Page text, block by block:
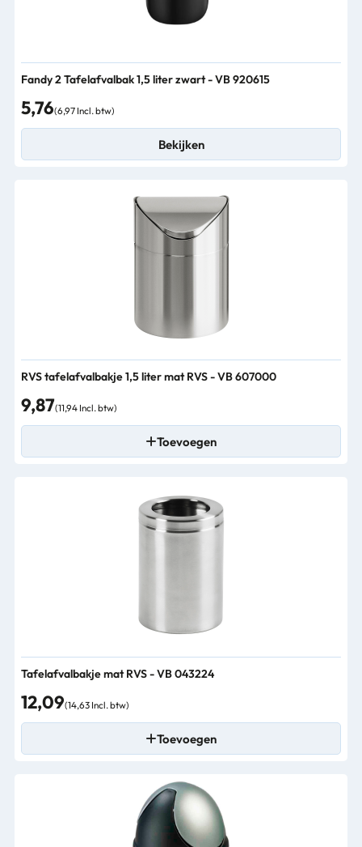
Fandy 2 Tafelafvalbak 1,5 liter zwart - VB 920615
5,76(6,97 Incl. btw)
Bekijken
RVS tafelafvalbakje 1,5 liter mat RVS - VB 607000
9,87(11,94 Incl. btw)
Toevoegen
Tafelafvalbakje mat RVS - VB 043224
12,09(14,63 Incl. btw)
Toevoegen